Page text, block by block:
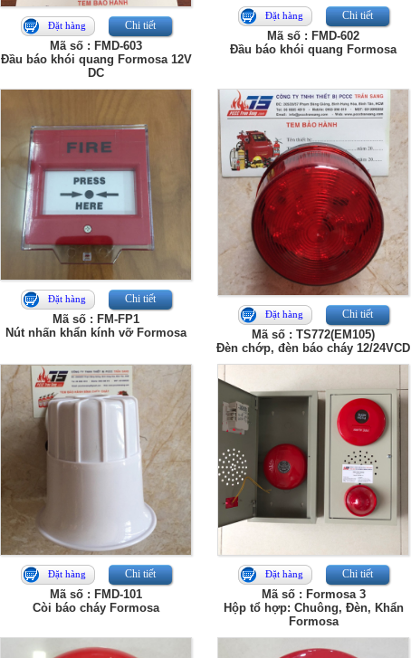
Đặt hàng Chi tiết
Mã số : FMD-603
Đầu báo khói quang Formosa 12V
DC
Đặt hàng Chi tiết
Mã số : FMD-602
Đầu báo khói quang Formosa
Đặt hàng Chi tiết
Mã số : FM-FP1
Nút nhấn khẩn kính vỡ Formosa
Đặt hàng Chi tiết
Mã số : TS772(EM105)
Đèn chớp, đèn báo cháy 12/24VCD
Đặt hàng Chi tiết
Mã số : FMD-101
Còi báo cháy Formosa
Đặt hàng Chi tiết
Mã số : Formosa 3
Hộp tổ hợp: Chuông, Đèn, Khẩn
Formosa